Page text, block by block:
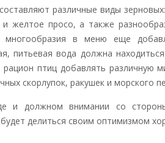
различные виды
и желтое просо, а также
многообразия в меню еще
питьевая вода должна
птиц добавлять различную
скорлупок, ракушек и морского
и должном внимании со
будет делиться своим оптимизмом